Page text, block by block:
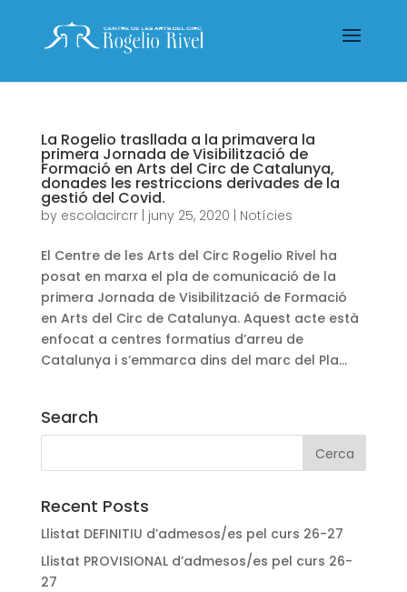
La Rogelio trasllada a la primavera la
primera Jornada de Visibilització de
Formació en Arts del Circ de Catalunya,
donades les restriccions derivades de la
gestió del Covid.
by escolacircrr| juny 25, 2020 Notícies
El Centre de les Arts del Circ Rogelio Rivel ha
posat en marxa el pla de comunicació de la
primera Jornada de Visibilització de Formació
en Arts del Circ de Catalunya. Aquest acte està
enfocat a centres formatius d’arreu de
Catalunya i s’emmarca dins del marc del Pla...
Search
Recent Posts
Llistat DEFINITIU d’admesos/es pel curs 26-27
Llistat PROVISIONAL d’admesos/es pel curs 26-
27